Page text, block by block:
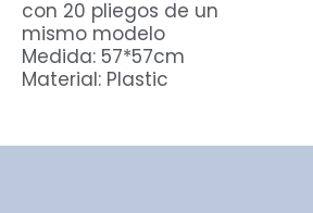
con 20 pliegos de un
mismo modelo
Medida: 57*57cm
Material: Plastic